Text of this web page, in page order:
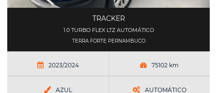
TRACKER
1.0 TURBO FLEX LTZ AUTOMÁTICO
TERRA FORTE PERNAMBUCO
2023/2024 75102 km
AZUL AUTOMÁTICO